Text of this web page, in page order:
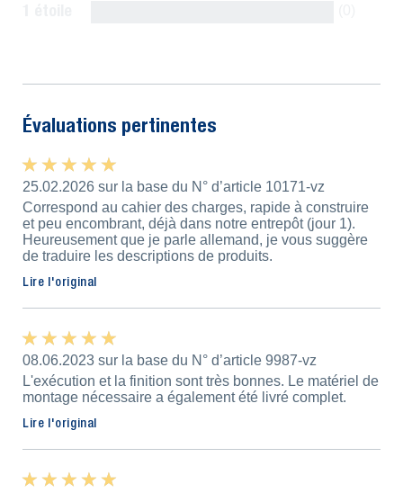
Évaluations pertinentes
★ ★ ★ ★ ★
★ ★ ★ ★ ★
25.02.2026 sur la base du N° d’article 10171-vz
Correspond au cahier des charges, rapide à construire
et peu encombrant, déjà dans notre entrepôt (jour 1).
Heureusement que je parle allemand, je vous suggère
de traduire les descriptions de produits.
Lire l'original
★ ★ ★ ★ ★
★ ★ ★ ★ ★
08.06.2023 sur la base du N° d’article 9987-vz
L'exécution et la finition sont très bonnes. Le matériel de
montage nécessaire a également été livré complet.
Lire l'original
★ ★ ★ ★ ★
★ ★ ★ ★ ★